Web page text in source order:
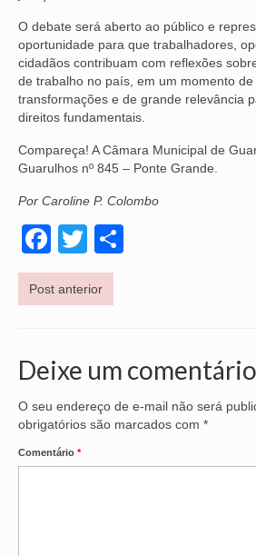
APOSENTADOS
AGENTES DE POLÍCIA
ANALISTAS JUDICIÁRIOS
LGBTQIA+
MULHERES
OFICIAIS DE JUSTIÇA
SAÚDE
O debate será aberto ao público e
oportunidade para que trabalhadores,
cidadãos contribuam com reflexões
de trabalho no país, em um momento
transformações e de grande relevância
direitos fundamentais.
Compareça! A Câmara Municipal de
Guarulhos nº 845 – Ponte Grande.
Por Caroline P. Colombo
Facebook
Twitter
Post anterior
Deixe um comentário
O seu endereço de e-mail não será
obrigatórios são marcados com *
Comentário *